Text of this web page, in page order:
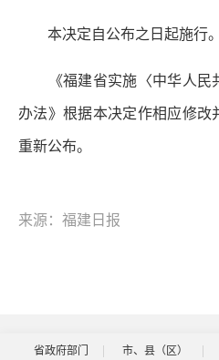
本决定自公布之日起施行。
《福建省实施〈中华人民共
办法》根据本决定作相应修改
重新公布。
来源：福建日报
省政府部门 市、县（区）